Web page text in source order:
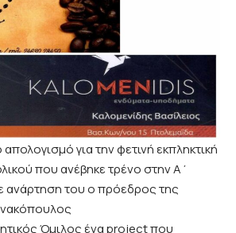
για την φετινή εκπληκτική
που ανέβηκε τρένο στην Α΄
ανάρτηση του ο πρόεδρος της
Όμιλοςένα project που